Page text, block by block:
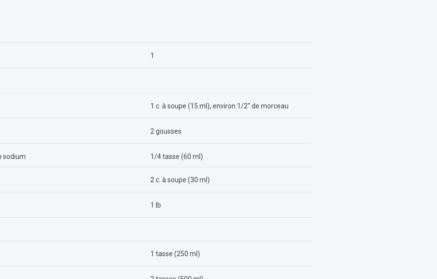
1
1 c. à soupe (15 ml), environ 1/2'' de morceau
2 gousses
sodium 1/4 tasse (60 ml)
2 c. à soupe (30 ml)
1 lb
1 tasse (250 ml)